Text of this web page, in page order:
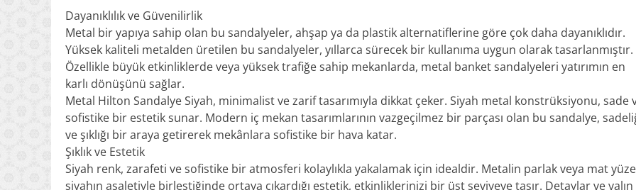
Dayanıklılık ve Güvenilirlik
Metal bir yapıya sahip olan bu sandalyeler, ahşap ya da plastik alternatiflerine göre çok daha dayanıklıdır.
Yüksek kaliteli metalden üretilen bu sandalyeler, yıllarca sürecek bir kullanıma uygun olarak tasarlanmıştır.
Özellikle büyük etkinliklerde veya yüksek trafiğe sahip mekanlarda, metal banket sandalyeleri yatırımın en
karlı dönüşünü sağlar.
Metal Hilton Sandalye Siyah, minimalist ve zarif tasarımıyla dikkat çeker. Siyah metal konstrüksiyonu, sade
sofistike bir estetik sunar. Modern iç mekan tasarımlarının vazgeçilmez bir parçası olan bu sandalye,
ve şıklığı bir araya getirerek mekânlara sofistike bir hava katar.
Şıklık ve Estetik
Siyah renk, zarafeti ve sofistike bir atmosferi kolaylıkla yakalamak için idealdir. Metalin parlak veya mat
siyahın asaletiyle birleştiğinde ortaya çıkardığı estetik, etkinliklerinizi bir üst seviyeye taşır. Detaylar ve yalın